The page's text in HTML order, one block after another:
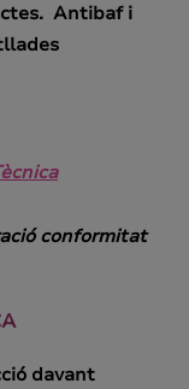
Antibaf i
conformitat
davant